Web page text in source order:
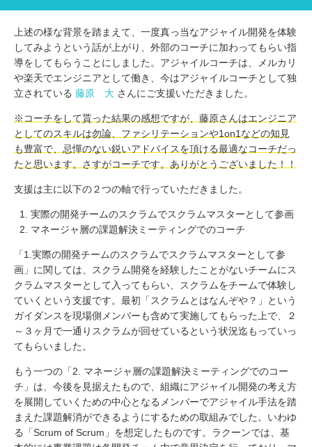
上述の様な背景を踏まえて、一度真っ当なアジャイル開発を体験
してみようという話が上がり、外部のコーチに加わってもらい指
導をしてもらうことにしました。アジャイルコーチは、メルカリ
や楽天でエンジニアとして働き、今はアジャイルコーチとして独
立されている 藤原 大 さんにご支援いただきました。
※コーチをして貰った結果の感想ですが、藤原さんはエンジニア
としてのスキルは勿論、ファシリテーションや1on1などの知見
も豊富で、忌憚のない鋭いアドバイスを頂ける最適なコーチだっ
たと思います。さすがコーチです。ありがとうございました！！
支援は主に以下の２つの軸で行っていただきました。
実際の開発チームのスクラムでスクラムマスターとして参画
マネージャ層の課題解決ミーティングでのコーチ
「1.実際の開発チームのスクラムでスクラムマスターとして参
画」に関しては、スクラム開発を経験したことがないチームにス
クラムマスターとして入ってもらい、スクラムをチームで体験し
ていくという支援です。最初「スクラムとはなんぞや？」という
ガイダンスを現場側メンバーも含めて実施してもらった上で、２
～３ヶ月で一通りスクラムが回せているという状況迄もっていっ
てもらいました。
もう一つの「2. マネージャ層の課題解決ミーティングでのコー
チ」は、今後を見据えたもので、組織にアジャイル開発の考え方
を展開していくための中心となるメンバーでアジャイル手法を踏
まえた課題解消ができるようにするための取組みでした。いわゆ
る「Scrum of Scrum」を想定したものです。ラクーンでは、基